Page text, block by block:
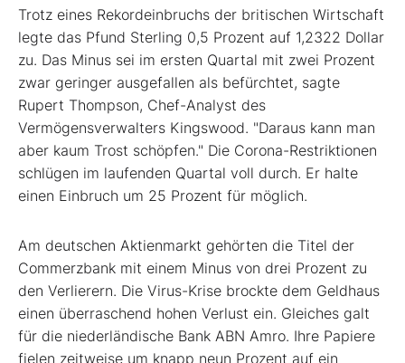
Trotz eines Rekordeinbruchs der britischen Wirtschaft
legte das Pfund Sterling 0,5 Prozent auf 1,2322 Dollar
zu. Das Minus sei im ersten Quartal mit zwei Prozent
zwar geringer ausgefallen als befürchtet, sagte
Rupert Thompson, Chef-Analyst des
Vermögensverwalters Kingswood. "Daraus kann man
aber kaum Trost schöpfen." Die Corona-Restriktionen
schlügen im laufenden Quartal voll durch. Er halte
einen Einbruch um 25 Prozent für möglich.
Am deutschen Aktienmarkt gehörten die Titel der
Commerzbank mit einem Minus von drei Prozent zu
den Verlierern. Die Virus-Krise brockte dem Geldhaus
einen überraschend hohen Verlust ein. Gleiches galt
für die niederländische Bank ABN Amro. Ihre Papiere
fielen zeitweise um knapp neun Prozent auf ein